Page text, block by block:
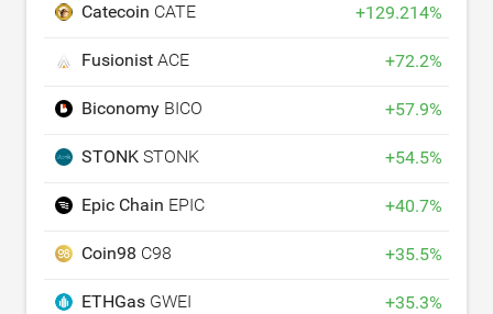
Catecoin CATE +129.214%
Fusionist ACE +72.2%
Biconomy BICO +57.9%
STONK STONK +54.5%
Epic Chain EPIC +40.7%
Coin98 C98 +35.5%
ETHGas GWEI +35.3%